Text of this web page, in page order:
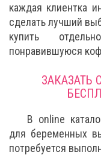
каждая клиентка
сделать лучший
купить
понравившуюся
В online
для беременных
потребуется